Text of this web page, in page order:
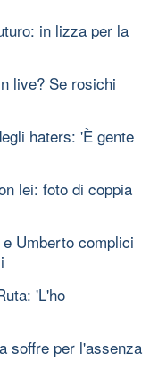
in lizza per la
live? Se rosichi
haters: 'È gente
lei: foto di coppia
Umberto complici
'L'ho
soffre per l'assenza